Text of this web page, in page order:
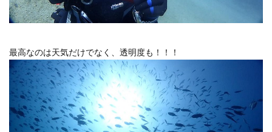
最高なのは天気だけでなく、透明度も！！！